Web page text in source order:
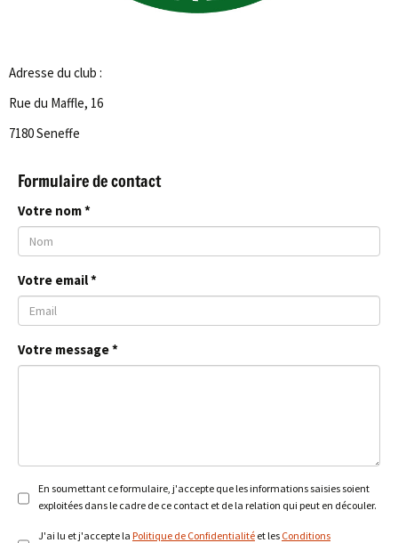
Adresse du club :
Rue du Maffle, 16
7180 Seneffe
Formulaire de contact
Votre nom *
Votre email *
Votre message *
En soumettant ce formulaire, j'accepte que les informations saisies soient
exploitées dans le cadre de ce contact et de la relation qui peut en découler.
J'ai lu et j'accepte la Politique de Confidentialité et les Conditions